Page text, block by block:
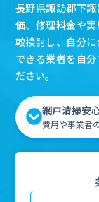
長野県諏訪郡下
価、修理料金や
較検討し、自分
できる業者を自
ださい。
網戸清掃安
費用や事業者